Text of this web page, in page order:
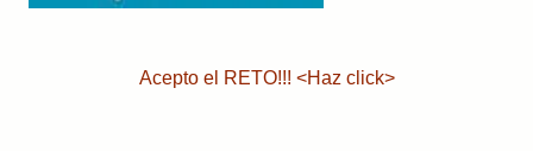
Acepto el RETO!!! <Haz click>